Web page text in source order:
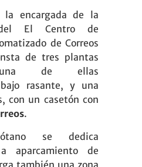
encargada de la
del El Centro de
de Correos
de tres plantas
una de ellas
rasante, y una
con un casetón con
.
se dedica
aparcamiento de
también una zona